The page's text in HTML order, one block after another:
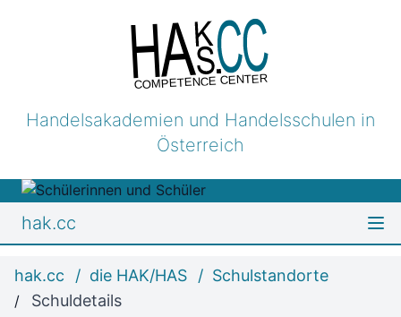
COMPETENCE CENTER
Handelsakademien und Handelsschulen in
Österreich
hak.cc
hak.cc die HAK/HAS
Schulstandorte
Schuldetails